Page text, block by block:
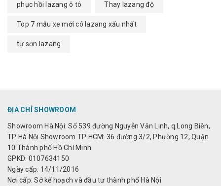
phục hồi lazang ô tô Thay lazang độ
Top 7 mẫu xe mới có lazang xấu nhất
tự sơn lazang
ĐỊA CHỈ SHOWROOM
Showroom Hà Nội: Số 539 đường Nguyễn Văn Linh, q.Long Biên,
TP Hà Nội Showroom TP HCM: 36 đường 3/2, Phường 12, Quận
10 Thành phố Hồ Chí Minh
GPKD: 0107634150
Ngày cấp: 14/11/2016
Nơi cấp: Sở kế hoạch và đầu tư thành phố Hà Nội